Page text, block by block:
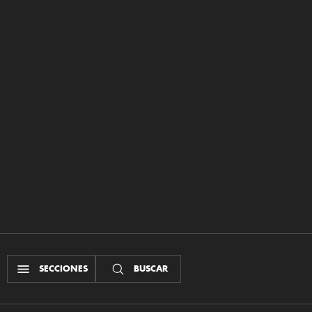
SECCIONES BUSCAR